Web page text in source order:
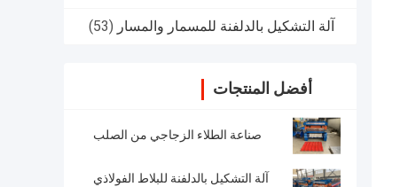
آلة التشكيل بالدلفنة للمسمار والمسار (53)
أفضل المنتجات
صناعة الطلاء الزجاجي من الصلب
آلة التشكيل بالدلفنة للبلاط الفولاذي